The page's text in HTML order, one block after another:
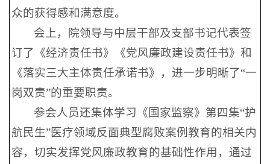
众的获得感和满意度。
会上，院领导与中层干部及支部书记代表签
订了《经济责任书》《党风廉政建设责任书》和
《落实三大主体责任承诺书》，进一步明晰了“一
岗双责”的重要职责。
参会人员还集体学习《国家监察》第四集“护
航民生”医疗领域反面典型腐败案例教育的相关内
容，切实发挥党风廉政教育的基础性作用，通过